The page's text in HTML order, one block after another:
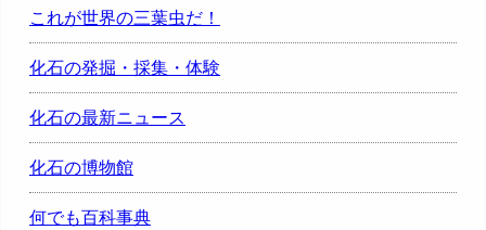
これが世界の三葉虫だ！
化石の発掘・採集・体験
化石の最新ニュース
化石の博物館
何でも百科事典